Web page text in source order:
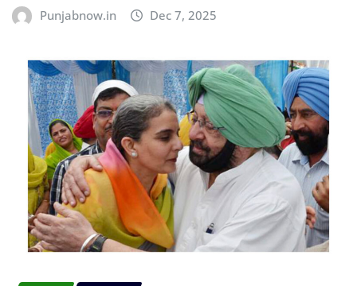
Punjabnow.in Dec 7, 2025